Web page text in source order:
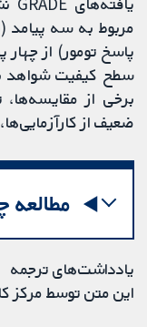
مربوط به سه پیامد
پاسخ تومور) از چهار
سطح کیفیت شواهد
برخی از
ضعیف از
مطالعه
یادداشت‌های ترجمه
این متن توسط مرکز